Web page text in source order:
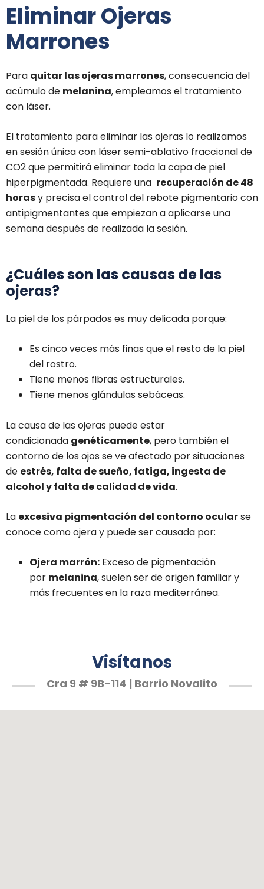
Eliminar Ojeras
Marrones
Para quitar las ojeras marrones, consecuencia del
acúmulo de melanina, empleamos el tratamiento
con láser.
El tratamiento para eliminar las ojeras lo realizamos
en sesión única con láser semi-ablativo fraccional de
CO2 que permitirá eliminar toda la capa de piel
hiperpigmentada. Requiere una recuperación de 48
horasy precisa el control del rebote pigmentario con
antipigmentantes que empiezan a aplicarse una
semana después de realizada la sesión.
¿Cuáles son las causas de las
ojeras?
La piel de los párpados es muy delicada porque:
Es cinco veces más finas que el resto de la piel
del rostro.
Tiene menos fibras estructurales.
Tiene menos glándulas sebáceas.
La causa de las ojeras puede estar
condicionada genéticamente, pero también el
contorno de los ojos se ve afectado por situaciones
de estrés, falta de sueño, fatiga, ingesta de
alcohol y falta de calidad de vida.
La excesiva pigmentación del contorno ocularse
conoce como ojera y puede ser causada por:
Ojera marrón: Exceso de pigmentación
por melanina, suelen ser de origen familiar y
más frecuentes en la raza mediterránea.
Visítanos
Cra 9 # 9B-114 | Barrio Novalito